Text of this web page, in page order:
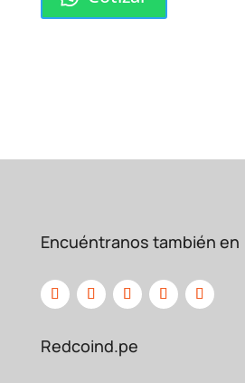
Encuéntranos también en
Redcoind.pe